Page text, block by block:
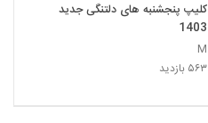
کلیپ پنجشنبه های دلتنگی جدید
1403
M
۵۶۳ بازدید